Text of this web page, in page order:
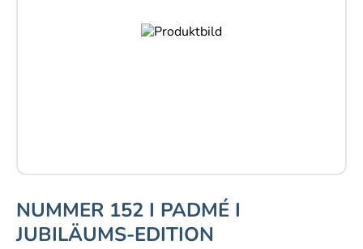
NUMMER 152 I PADMÉ I
JUBILÄUMS-EDITION